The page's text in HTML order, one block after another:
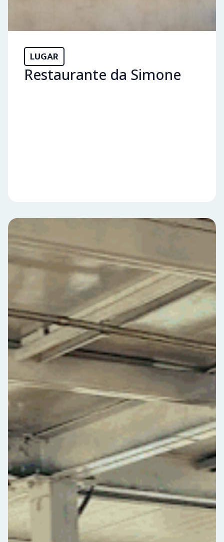
LUGAR
Restaurante da Simone